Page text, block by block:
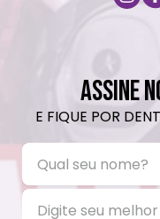
ASSINE
E FIQUE POR